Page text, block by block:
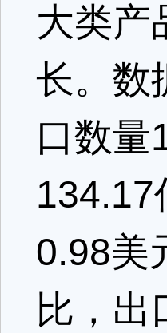
大类产
长。数
口数量
134.17
0.98美
比，出